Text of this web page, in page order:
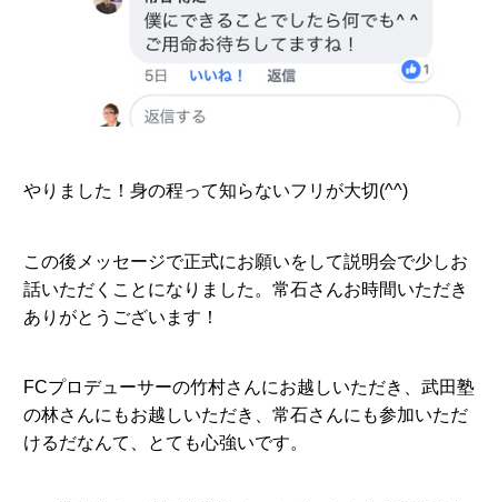
やりました！身の程って知らないフリが大切(^^)
この後メッセージで正式にお願いをして説明会で少しお
話いただくことになりました。常石さんお時間いただき
ありがとうございます！
FCプロデューサーの竹村さんにお越しいただき、武田塾
の林さんにもお越しいただき、常石さんにも参加いただ
けるだなんて、とても心強いです。